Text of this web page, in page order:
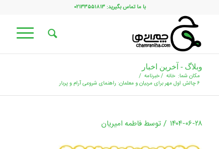
با ما تماس بگیرید: ۰۲۱۳۳۵۵۱۸۱۳
وبلاگ - آخرین اخبار
مکان شما: خانه /خبرنامه /
۶ چالش اول مهر برای مربیان و معلمان: راهنمای شروعی آرام و پربار
۱۴۰۴-۰۶-۲۸ / توسطفاطمه امیریان